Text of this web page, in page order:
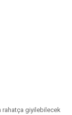
rahatça giyilebilecek